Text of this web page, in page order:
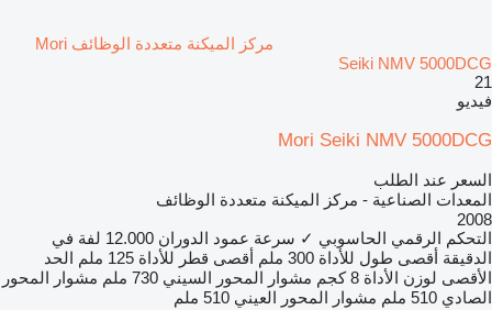
مركز الميكنة متعددة الوظائف Mori
Seiki NMV 5000DCG
21
فيديو
Mori Seiki NMV 5000DCG
السعر عند الطلب
المعدات الصناعية - مركز الميكنة متعددة الوظائف
2008
التحكم الرقمي الحاسوبي ✓ سرعة عمود الدوران
12.000 لفة في
الدقيقة أقصى طول للأداة 300 ملم أقصى قطر للأداة 125 ملم
الحد
الأقصى لوزن الأداة 8 كجم مشوار المحور السيني 730 ملم
مشوار المحور
الصادي 510 ملم مشوار المحور العيني 510 ملم